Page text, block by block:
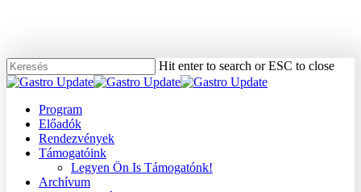
content
Hit enter to search or ESC to close
Close
Menu
Program
Előadók
Rendezvények
Támogatóink
Legyen Ön Is Támogatónk!
Archívum